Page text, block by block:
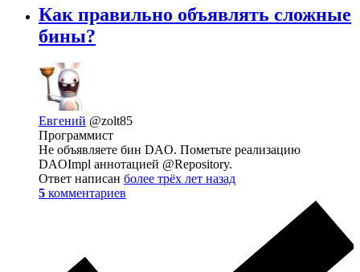
Как правильно объявлять сложные
бины?
Евгений @zolt85
Программист
Не объявляете бин DAO. Пометьте реализацию
DAOImpl аннотацией @Repository.
Ответ написан более трёх лет назад
5 комментариев